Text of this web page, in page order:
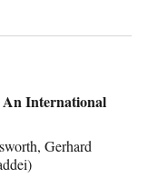
International
Gerhard